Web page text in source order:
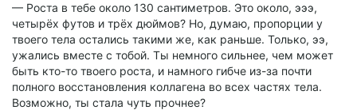
— Роста в тебе около 130 сантиметров. Это около, эээ,
четырёх футов и трёх дюймов? Но, думаю, пропорции у
твоего тела остались такими же, как раньше. Только, ээ,
ужались вместе с тобой. Ты немного сильнее, чем может
быть кто-то твоего роста, и намного гибче из-за почти
полного восстановления коллагена во всех частях тела.
Возможно, ты стала чуть прочнее?